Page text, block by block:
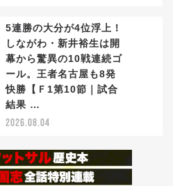
5連勝の大分が4位浮上！
しながわ・新井裕生は開
幕から驚異の10戦連続ゴ
ール。王者名古屋も8発
快勝【Ｆ1第10節｜試合
結果 …
2026.08.04